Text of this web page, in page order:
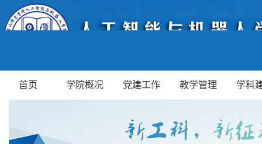
首页 学院概况 党建工作 教学管理 学科